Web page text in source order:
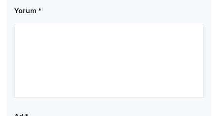
Yorum *